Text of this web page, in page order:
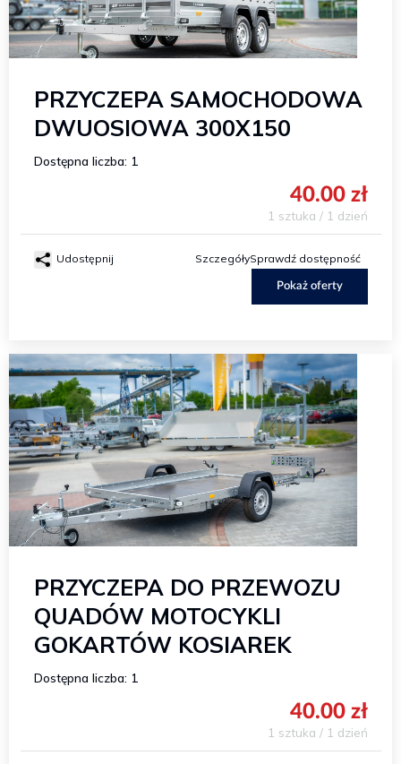
PRZYCZEPA SAMOCHODOWA
DWUOSIOWA 300X150
Dostępna liczba: 1
40.00 zł
1 sztuka / 1 dzień
Udostępnij SzczegółySprawdź dostępność
Pokaż oferty
PRZYCZEPA DO PRZEWOZU
QUADÓW MOTOCYKLI
GOKARTÓW KOSIAREK
Dostępna liczba: 1
40.00 zł
1 sztuka / 1 dzień